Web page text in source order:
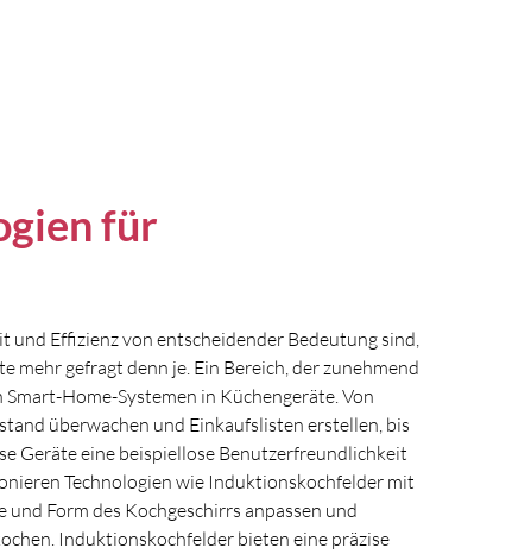
für
und Effizienz von entscheidender Bedeutung sind,
mehr gefragt denn je. Ein Bereich, der zunehmend
Home-Systemen in Küchengeräte. Von
überwachen und Einkaufslisten erstellen, bis
Geräte eine beispiellose Benutzerfreundlichkeit
Technologien wie Induktionskochfelder mit
Form des Kochgeschirrs anpassen und
Induktionskochfelder bieten eine präzise